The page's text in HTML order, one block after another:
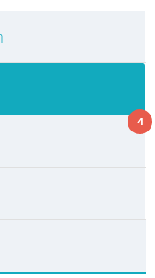
4